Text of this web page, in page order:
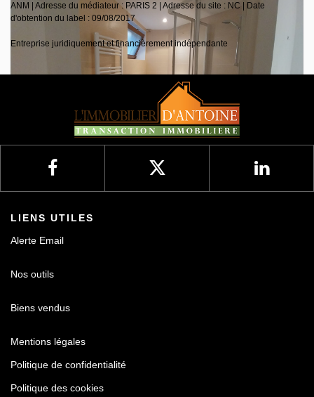
ANM | Adresse du médiateur : PARIS 2 | Adresse du site : NC | Date
d'obtention du label : 09/08/2017
Entreprise juridiquement et financièrement indépendante
LIENS UTILES
Alerte Email
Nos outils
Biens vendus
Mentions légales
Politique de confidentialité
Politique des cookies